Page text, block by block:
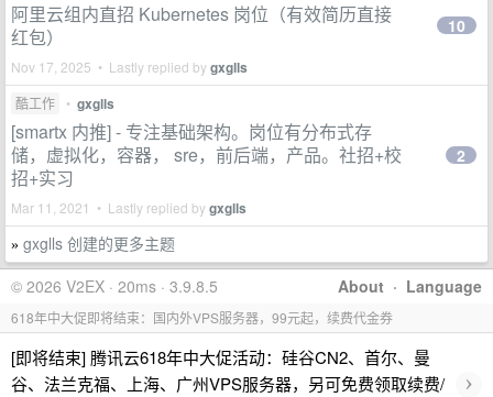
阿里云组内直招 Kubernetes 岗位（有效简历直接
红包）
Nov 17, 2025 • Lastly replied bygxglls
10
酷工作 • gxglls
[smartx 内推] - 专注基础架构。岗位有分布式存
储，虚拟化，容器， sre，前后端，产品。社招+校
招+实习
Mar 11, 2021 • Lastly replied bygxglls
2
» gxglls 创建的更多主题
About · Language
© 2026 V2EX · 20ms · 3.9.8.5
618年中大促即将结束：国内外VPS服务器，99元起，续费代金券
[即将结束] 腾讯云618年中大促活动：硅谷CN2、首尔、曼
谷、法兰克福、上海、广州VPS服务器，另可免费领取续费/
›